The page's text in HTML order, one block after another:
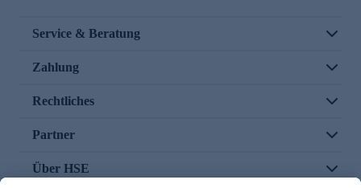
Service & Beratung
Zahlung
Rechtliches
Partner
Über HSE